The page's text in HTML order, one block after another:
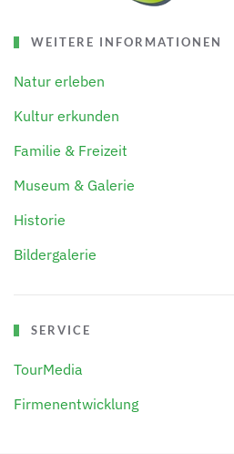
WEITERE INFORMATIONEN
Natur erleben
Kultur erkunden
Familie & Freizeit
Museum & Galerie
Historie
Bildergalerie
SERVICE
TourMedia
Firmenentwicklung